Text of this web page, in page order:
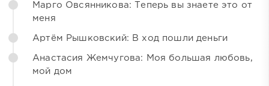
Марго Овсянникова: Теперь вы знаете это от
меня
Артём Рышковский: В ход пошли деньги
Анастасия Жемчугова: Моя большая любовь,
мой дом